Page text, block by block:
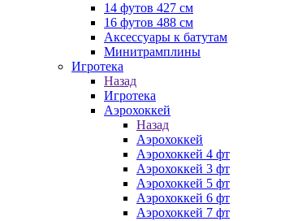
14 футов 427 см
16 футов 488 см
Аксессуары к батутам
Минитрамплины
Игротека
Назад
Игротека
Аэрохоккей
Назад
Аэрохоккей
Аэрохоккей 4 фт
Аэрохоккей 3 фт
Аэрохоккей 5 фт
Аэрохоккей 6 фт
Аэрохоккей 7 фт